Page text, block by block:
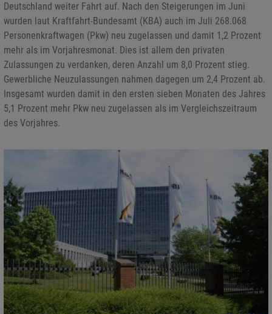
Deutschland weiter Fahrt auf. Nach den Steigerungen im Juni
wurden laut Kraftfahrt-Bundesamt (KBA) auch im Juli 268.068
Personenkraftwagen (Pkw) neu zugelassen und damit 1,2 Prozent
mehr als im Vorjahresmonat. Dies ist allem den privaten
Zulassungen zu verdanken, deren Anzahl um 8,0 Prozent stieg.
Gewerbliche Neuzulassungen nahmen dagegen um 2,4 Prozent ab.
Insgesamt wurden damit in den ersten sieben Monaten des Jahres
5,1 Prozent mehr Pkw neu zugelassen als im Vergleichszeitraum
des Vorjahres.